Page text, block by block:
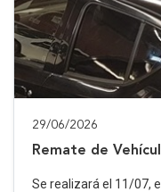
29/06/2026
Remate de
Se realizará el 11/07,